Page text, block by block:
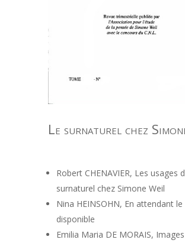
Le surnaturel chez
Robert CHENAVIER, Les usages
surnaturel chez Simone Weil
Nina HEINSOHN, En attendant
disponible
Emilia Maria DE MORAIS,